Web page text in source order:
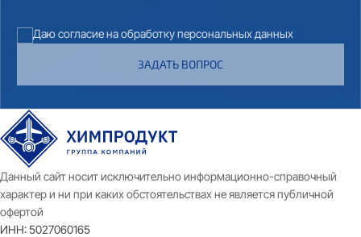
Даю согласие на обработку персональных данных
ЗАДАТЬ ВОПРОС
Данный сайт носит исключительно информационно-справочный
характер и ни при каких обстоятельствах не является публичной
офертой
ИНН: 5027060165